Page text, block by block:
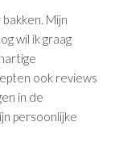
Mijn
wil ik graag
ook reviews
in de
persoonlijke